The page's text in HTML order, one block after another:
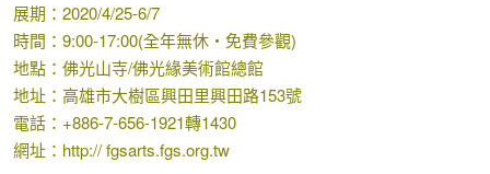
展期：2020/4/25-6/7
時間：9:00-17:00(全年無休‧免費參觀)
地點：佛光山寺/佛光緣美術館總館
地址：高雄市大樹區興田里興田路153號
電話：+886-7-656-1921轉1430
網址：http:// fgsarts.fgs.org.tw